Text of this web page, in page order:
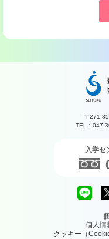
〒271-
TEL：047-
入学セ
個人情
クッキー（